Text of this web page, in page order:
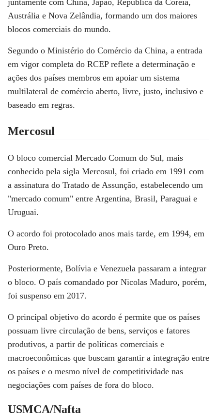
Austrália e Nova Zelândia, formando um dos maiores
blocos comerciais do mundo.
Segundo o Ministério do Comércio da China, a entrada
em vigor completa do RCEP reflete a determinação e
ações dos países membros em apoiar um sistema
multilateral de comércio aberto, livre, justo, inclusivo e
baseado em regras.
Mercosul
O bloco comercial Mercado Comum do Sul, mais
conhecido pela sigla Mercosul, foi criado em 1991 com
a assinatura do Tratado de Assunção, estabelecendo um
"mercado comum" entre Argentina, Brasil, Paraguai e
Uruguai.
O acordo foi protocolado anos mais tarde, em 1994, em
Ouro Preto.
Posteriormente, Bolívia e Venezuela passaram a integrar
o bloco. O país comandado por Nicolas Maduro, porém,
foi suspenso em 2017.
O principal objetivo do acordo é permite que os países
possuam livre circulação de bens, serviços e fatores
produtivos, a partir de políticas comerciais e
macroeconômicas que buscam garantir a integração entre
os países e o mesmo nível de competitividade nas
negociações com países de fora do bloco.
USMCA/Nafta